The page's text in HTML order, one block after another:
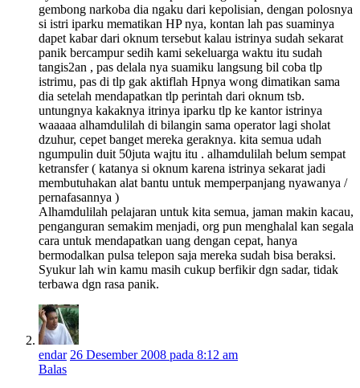
gembong narkoba dia ngaku dari kepolisian, dengan polosnya
si istri iparku mematikan HP nya, kontan lah pas suaminya
dapet kabar dari oknum tersebut kalau istrinya sudah sekarat
panik bercampur sedih kami sekeluarga waktu itu sudah
tangis2an , pas delala nya suamiku langsung bil coba tlp
istrimu, pas di tlp gak aktiflah Hpnya wong dimatikan sama
dia setelah mendapatkan tlp perintah dari oknum tsb.
untungnya kakaknya itrinya iparku tlp ke kantor istrinya
waaaaa alhamdulilah di bilangin sama operator lagi sholat
dzuhur, cepet banget mereka geraknya. kita semua udah
ngumpulin duit 50juta wajtu itu . alhamdulilah belum sempat
ketransfer ( katanya si oknum karena istrinya sekarat jadi
membutuhakan alat bantu untuk memperpanjang nyawanya /
pernafasannya )
Alhamdulilah pelajaran untuk kita semua, jaman makin kacau,
penganguran semakim menjadi, org pun menghalal kan segala
cara untuk mendapatkan uang dengan cepat, hanya
bermodalkan pulsa telepon saja mereka sudah bisa beraksi.
Syukur lah win kamu masih cukup berfikir dgn sadar, tidak
terbawa dgn rasa panik.
endar 26 Desember 2008 pada 8:12 am
Balas